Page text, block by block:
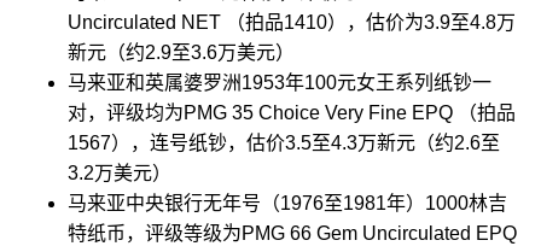
Uncirculated NET （拍品1410），估价为3.9至4.8万
新元（约2.9至3.6万美元）
马来亚和英属婆罗洲1953年100元女王系列纸钞一
对，评级均为PMG 35 Choice Very Fine EPQ （拍品
1567），连号纸钞，估价3.5至4.3万新元（约2.6至
3.2万美元）
马来亚中央银行无年号（1976至1981年）1000林吉
特纸币，评级等级为PMG 66 Gem Uncirculated EPQ